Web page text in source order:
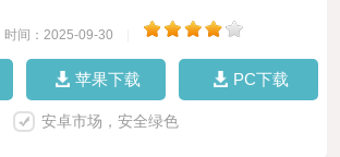
时间：2025-09-30
苹果下载 PC下载
安卓市场，安全绿色